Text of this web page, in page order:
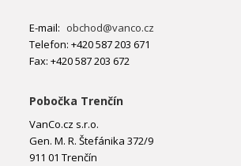
E-mail: obchod@vanco.cz
Telefon: +420 587 203 671
Fax: +420 587 203 672
Pobočka Trenčín
VanCo.cz s.r.o.
Gen. M. R. Štefánika 372/9
911 01 Trenčín